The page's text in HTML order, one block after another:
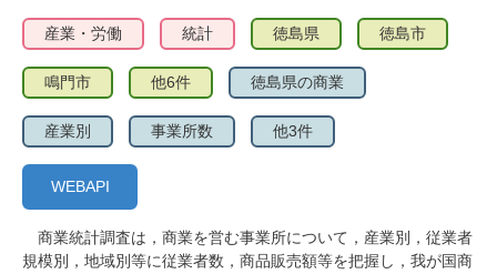
産業・労働 統計 徳島県 徳島市
鳴門市 他6件 徳島県の商業
産業別 事業所数 他3件
WEBAPI
商業統計調査は，商業を営む事業所について，産業別，従業者
規模別，地域別等に従業者数，商品販売額等を把握し，我が国商